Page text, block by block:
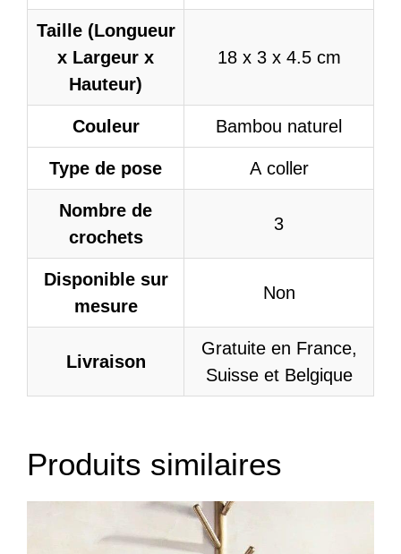
Taille (Longueur
x Largeur x
Hauteur)
18 x 3 x 4.5 cm
Couleur Bambou naturel
Type de pose A coller
Nombre de
crochets
3
Disponible sur
mesure
Non
Livraison
Gratuite en France,
Suisse et Belgique
Produits similaires